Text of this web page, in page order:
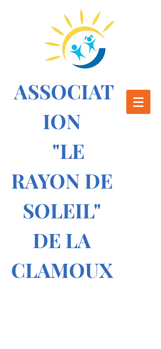
ASSOCIAT
ION
"LE
RAYON DE
SOLEIL"
DE LA
CLAMOUX